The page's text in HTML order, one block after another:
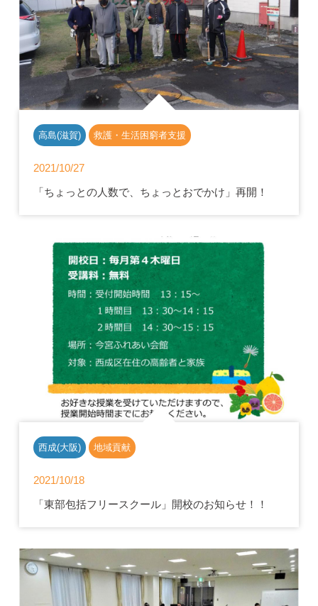
高島(滋賀) 救護・生活困窮者支援
2021/10/27
「ちょっとの人数で、ちょっとおでかけ」再開！
西成(大阪) 地域貢献
2021/10/18
「東部包括フリースクール」開校のお知らせ！！